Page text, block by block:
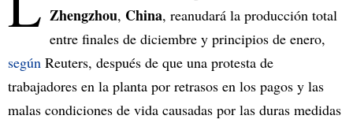
Zhengzhou, China, reanudará la producción total
entre finales de diciembre y principios de enero,
según Reuters, después de que una protesta de
trabajadores en la planta por retrasos en los pagos y las
malas condiciones de vida causadas por las duras medidas